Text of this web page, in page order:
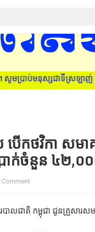
ោះថ្នាក់នៃគ្រ
ថវិកា សមាគ
ាក់ចំនួន ៤២,០
Comment
លជាតិ កម្ពុជា ជូនគ្រួសារ